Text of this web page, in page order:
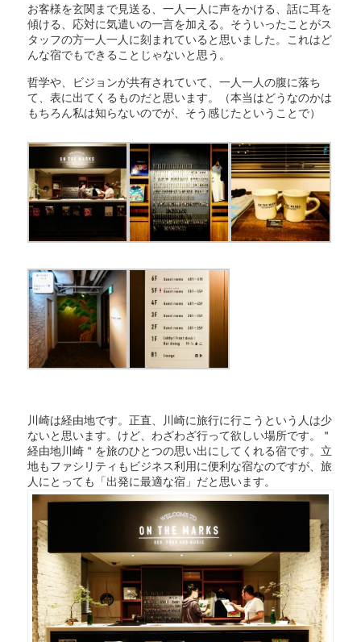
お客様を玄関まで見送る、一人一人に声をかける、話に耳を
傾ける、応対に気遣いの一言を加える。そういったことがス
タッフの方一人一人に刻まれていると思いました。これはど
んな宿でもできることじゃないと思う。
哲学や、ビジョンが共有されていて、一人一人の腹に落ち
て、表に出てくるものだと思います。（本当はどうなのかは
もちろん私は知らないのでが、そう感じたということで）
川崎は経由地です。正直、川崎に旅行に行こうという人は少
ないと思います。けど、わざわざ行って欲しい場所です。＂
経由地川崎＂を旅のひとつの思い出にしてくれる宿です。立
地もファシリティもビジネス利用に便利な宿なのですが、旅
人にとっても「出発に最適な宿」だと思います。